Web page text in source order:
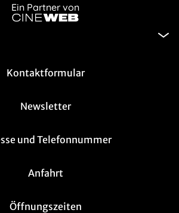
Ein Partner von
Kontaktformular
Newsletter
und Telefonnummer
Anfahrt
Öffnungszeiten